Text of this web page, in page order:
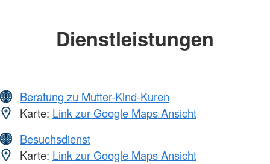
Dienstleistungen
Beratung zu Mutter-Kind-Kuren
Karte: Link zur Google Maps Ansicht
Besuchsdienst
Karte: Link zur Google Maps Ansicht